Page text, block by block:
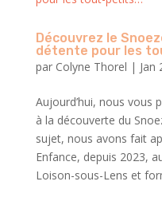
Découvrez le
détente pour les
par Colyne Thorel | Jan
Aujourd’hui, nous vous
à la découverte du
sujet, nous avons fait
Enfance, depuis 2023,
Loison-sous-Lens et